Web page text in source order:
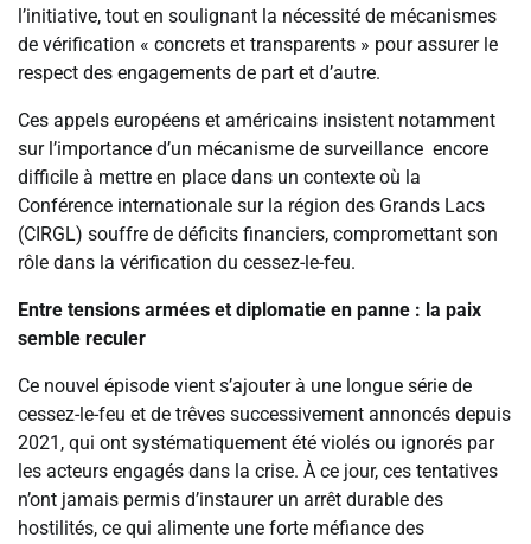
l’initiative, tout en soulignant la nécessité de mécanismes
de vérification « concrets et transparents » pour assurer le
respect des engagements de part et d’autre.
Ces appels européens et américains insistent notamment
sur l’importance d’un mécanisme de surveillance encore
difficile à mettre en place dans un contexte où la
Conférence internationale sur la région des Grands Lacs
(CIRGL) souffre de déficits financiers, compromettant son
rôle dans la vérification du cessez-le-feu.
Entre tensions armées et diplomatie en panne : la paix
semble reculer
Ce nouvel épisode vient s’ajouter à une longue série de
cessez-le-feu et de trêves successivement annoncés depuis
2021, qui ont systématiquement été violés ou ignorés par
les acteurs engagés dans la crise. À ce jour, ces tentatives
n’ont jamais permis d’instaurer un arrêt durable des
hostilités, ce qui alimente une forte méfiance des